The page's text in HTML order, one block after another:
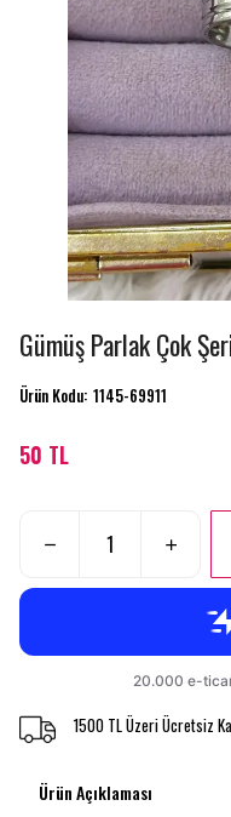
Gümüş Parlak Çok
Ürün Kodu: 1145-69911
50 TL
1500 TL Üzeri Ücretsiz
Ürün Açıklaması